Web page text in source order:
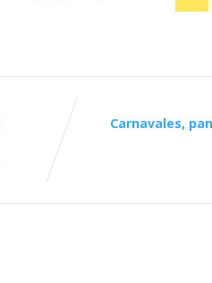
Carnavales,